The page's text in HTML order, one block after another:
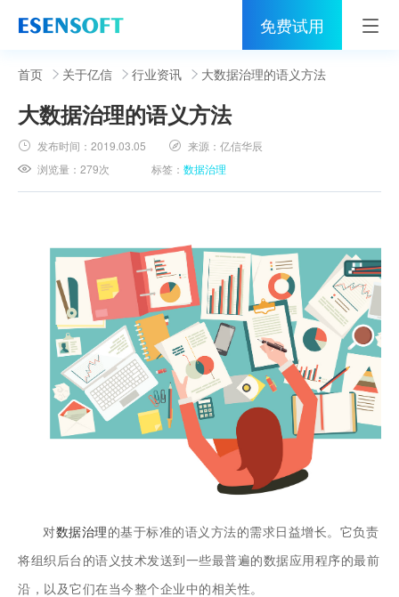
免费试用
首页
睿治
解决方案
伙伴
关于亿信
400-0011-866
首页 关于亿信 行业资讯 大数据治理的语义方法
大数据治理的语义方法
发布时间：2019.03.05 来源：亿信华辰
浏览量：279次 标签：数据治理
对数据治理 的基于标准的语义方法的需求日益增长。它负责
将组织后台的语义技术发送到一些最普遍的数据应用程序的最前
沿，以及它们在当今整个企业中的相关性。